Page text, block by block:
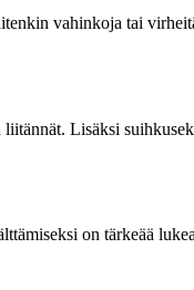
vahinkoja tai
Lisäksi
on tärkeää